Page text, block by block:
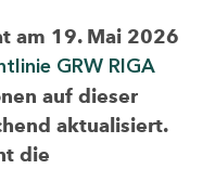
am 19. Mai 2026
GRW RIGA
auf dieser
aktualisiert.
die